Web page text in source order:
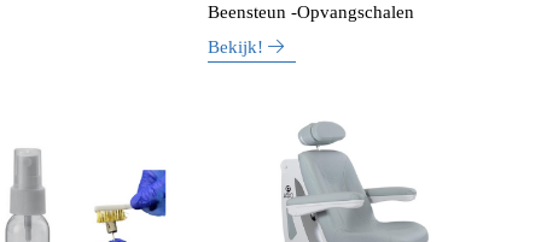
Beensteun -Opvangschalen
Bekijk!